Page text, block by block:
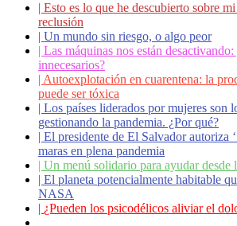
| Esto es lo que he descubierto sobre
reclusión
| Un mundo sin riesgo, o algo peor
| Las máquinas nos están
innecesarios?
| Autoexplotación en cuarentena: la
puede ser tóxica
| Los países liderados por mujeres son
gestionando la pandemia. ¿Por qué?
| El presidente de El Salvador autoriza
maras en plena pandemia
| Un menú solidario para ayudar desde
| El planeta potencialmente habitable
NASA
| ¿Pueden los psicodélicos aliviar el